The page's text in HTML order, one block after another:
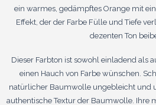
ein warmes, gedämpftes Orange mit
Effekt, der der Farbe Fülle und Tiefe
dezenten Ton
Dieser Farbton ist sowohl einladend als
einen Hauch von Farbe wünschen.
natürlicher Baumwolle ungebleicht und
authentische Textur der Baumwolle. Ihre